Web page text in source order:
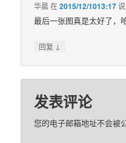
华晨在2015/12/1013:17说
最后一张图真是太好了，
回复 ↓
发表评论
您的电子邮箱地址不会被